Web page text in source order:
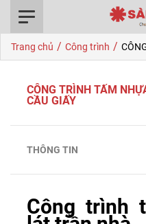
Trang chủ / Công trình /
CÔNG TRÌNH TẤM
CẦU GIẤY
Công trình
THÔNG TIN